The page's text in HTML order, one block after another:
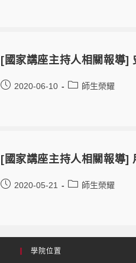
[國家講座主持人相關報導]
2020-06-10 師生榮耀
[國家講座主持人相關報導]
2020-05-21 師生榮耀
學院位置